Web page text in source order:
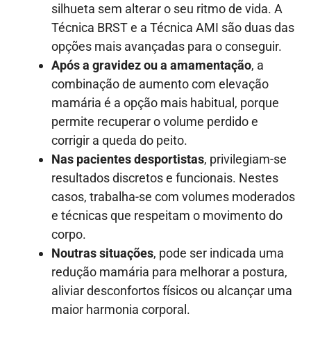
silhueta sem alterar o seu ritmo de vida. A
Técnica BRST e a Técnica AMI são duas das
opções mais avançadas para o conseguir.
Após a gravidez ou a amamentação, a
combinação de aumento com elevação
mamária é a opção mais habitual, porque
permite recuperar o volume perdido e
corrigir a queda do peito.
Nas pacientes desportistas, privilegiam-se
resultados discretos e funcionais. Nestes
casos, trabalha-se com volumes moderados
e técnicas que respeitam o movimento do
corpo.
Noutras situações, pode ser indicada uma
redução mamária para melhorar a postura,
aliviar desconfortos físicos ou alcançar uma
maior harmonia corporal.